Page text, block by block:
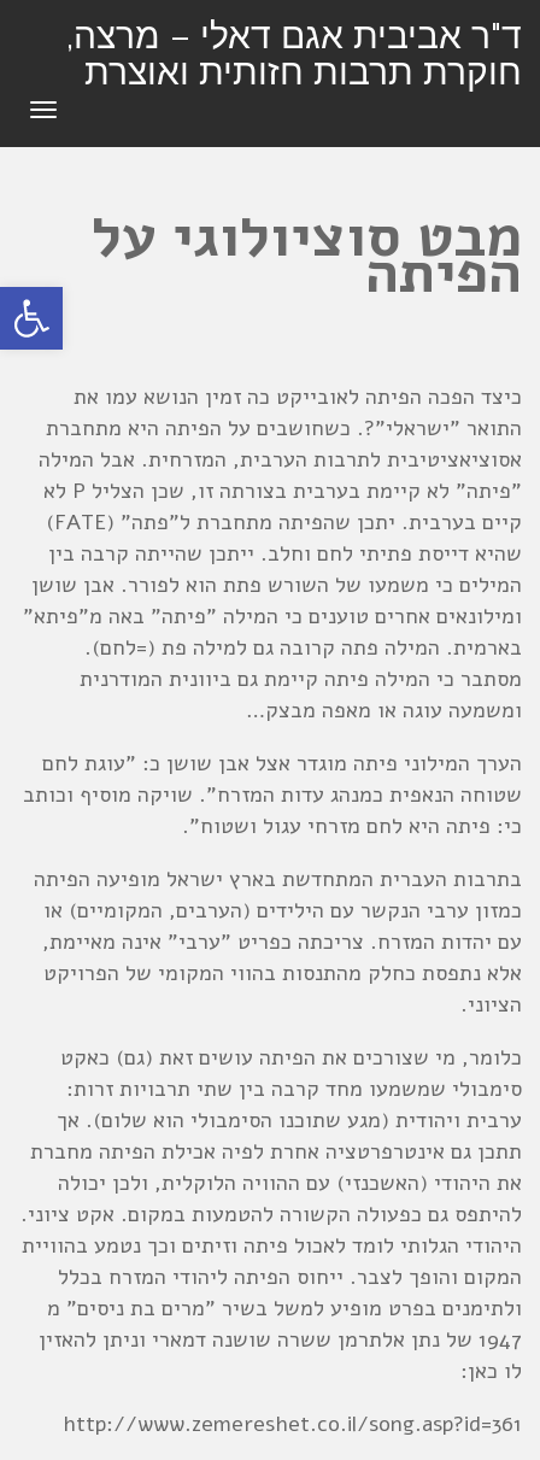
פתח
ד"ר אביבית אגם דאלי – מרצה,
חוקרת תרבות חזותית ואוצרת
מבט סוציולוגי על
הפיתה
כיצד הפכה הפיתה לאובייקט כה זמין הנושא עמו את
התואר "ישראלי"?. כשחושבים על הפיתה היא מתחברת
אסוציאציטיבית לתרבות הערבית, המזרחית. אבל המילה
"פיתה" לא קיימת בערבית בצורתה זו, שכן הצליל P לא
קיים בערבית. יתכן שהפיתה מתחברת ל"פתה" (FATE)
שהיא דייסת פתיתי לחם וחלב. ייתכן שהייתה קרבה בין
המילים כי משמעו של השורש פתת הוא לפורר. אבן שושן
ומילונאים אחרים טוענים כי המילה "פיתה" באה מ"פיתא"
בארמית. המילה פתה קרובה גם למילה פת (=לחם).
מסתבר כי המילה פיתה קיימת גם ביוונית המודרנית
ומשמעה עוגה או מאפה מבצק…
הערך המילוני פיתה מוגדר אצל אבן שושן כ: "עוגת לחם
שטוחה הנאפית כמנהג עדות המזרח". שויקה מוסיף וכותב
כי: פיתה היא לחם מזרחי עגול ושטוח".
בתרבות העברית המתחדשת בארץ ישראל מופיעה הפיתה
כמזון ערבי הנקשר עם הילידים (הערבים, המקומיים) או
עם יהדות המזרח. צריכתה כפריט "ערבי" אינה מאיימת,
אלא נתפסת כחלק מהתנסות בהווי המקומי של הפרויקט
הציוני.
כלומר, מי שצורכים את הפיתה עושים זאת (גם) כאקט
סימבולי שמשמעו מחד קרבה בין שתי תרבויות זרות:
ערבית ויהודית (מגע שתוכנו הסימבולי הוא שלום). אך
תתכן גם אינטרפרטציה אחרת לפיה אכילת הפיתה מחברת
את היהודי (האשכנזי) עם ההוויה הלוקלית, ולכן יכולה
להיתפס גם כפעולה הקשורה להטמעות במקום. אקט ציוני.
היהודי הגלותי לומד לאכול פיתה וזיתים וכך נטמע בהוויית
המקום והופך לצבר. ייחוס הפיתה ליהודי המזרח בכלל
ולתימנים בפרט מופיע למשל בשיר "מרים בת ניסים" מ
1947 של נתן אלתרמן ששרה שושנה דמארי וניתן להאזין
לו כאן:
http://www.zemereshet.co.il/song.asp?id=361